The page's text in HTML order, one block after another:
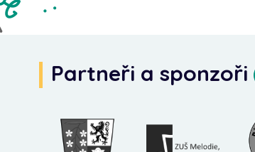
Partneři a sponzoři